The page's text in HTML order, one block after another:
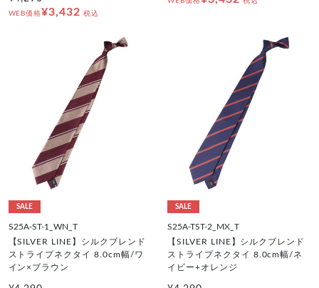
WEB価格¥3,432 税込
SALE
S25A-ST-1_WN_T
【SILVER LINE】シルクブレンド
ストライプネクタイ 8.0cm幅/ワ
イン×ブラウン
SALE
S25A-TST-2_MX_T
【SILVER LINE】シルクブレンド
ストライプネクタイ 8.0cm幅/ネ
イビー+オレンジ